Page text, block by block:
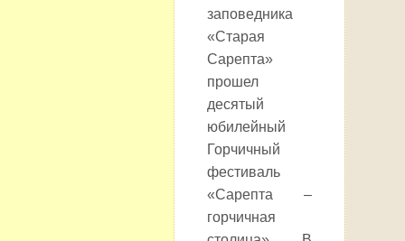
заповедника
«Старая
Сарепта»
прошел
десятый
юбилейный
Горчичный
фестиваль
«Сарепта –
горчичная